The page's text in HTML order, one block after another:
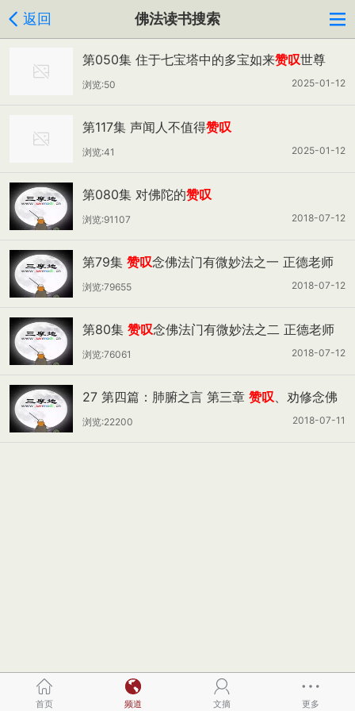
返回 佛法读书搜索
第050集 住于七宝塔中的多宝如来赞叹世尊
2025-01-12
浏览:50
第117集 声闻人不值得赞叹
2025-01-12
浏览:41
第080集 对佛陀的赞叹
2018-07-12
浏览:91107
第79集 赞叹念佛法门有微妙法之一 正德老师
主讲
2018-07-12
浏览:79655
第80集 赞叹念佛法门有微妙法之二 正德老师
主讲
2018-07-12
浏览:76061
27 第四篇：肺腑之言 第三章 赞叹、劝修念佛
法门
2018-07-11
浏览:22200
首页 频道 文摘 更多